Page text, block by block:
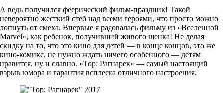
А ведь получился феерический фильм-праздник! Такой
невероятно жесткий стеб над всеми героями, что просто можно
лопнуть от смеха. Впервые я радовалась фильму из «Вселенной
Marvel», как ребенок, получивший живого щенка! Не делая
скидку на то, что это кино для детей — в конце концов, это же
кино-комикс, не нужно ждать ничего особенного — детям
нравится, ну и славно. «Тор: Рагнарек» — самый настоящий
взрыв юмора и гарантия всплеска отличного настроения.